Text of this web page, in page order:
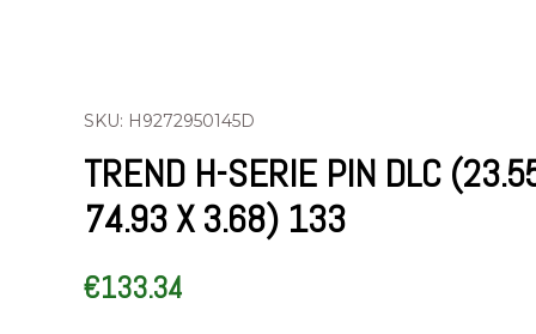
SKU: H9272950145D
TREND H-SERIE PIN DLC
74.93 X 3.68) 133
€133.34